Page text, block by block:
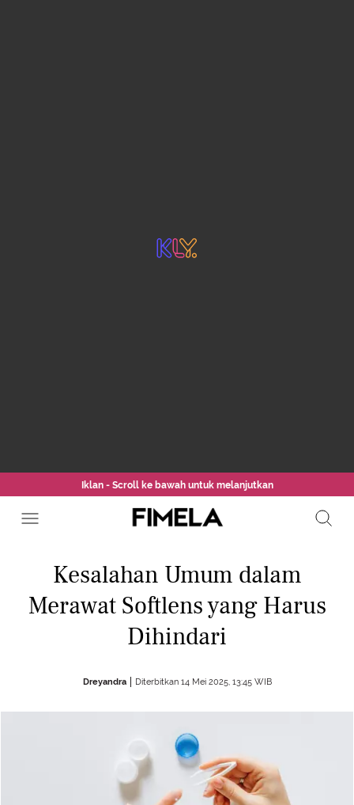
Iklan - Scroll ke bawah untuk melanjutkan
Kesalahan Umum dalam
Merawat Softlens yang Harus
Dihindari
Dreyandra Diterbitkan 14 Mei 2025, 13:45 WIB